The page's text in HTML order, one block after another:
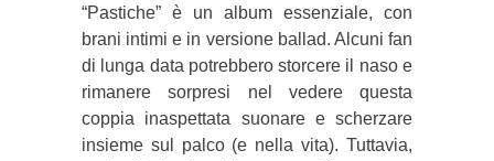
“Pastiche” è un album essenziale, con
brani intimi e in versione ballad. Alcuni fan
di lunga data potrebbero storcere il naso e
rimanere sorpresi nel vedere questa
coppia inaspettata suonare e scherzare
insieme sul palco (e nella vita). Tuttavia,